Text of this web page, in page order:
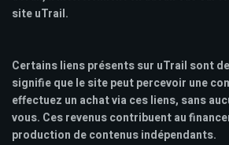
site uTrail.
Certains liens présents sur uTrail sont
signifie que le site peut percevoir une
effectuez un achat via ces liens, sans
vous. Ces revenus contribuent au
production de contenus indépendants.